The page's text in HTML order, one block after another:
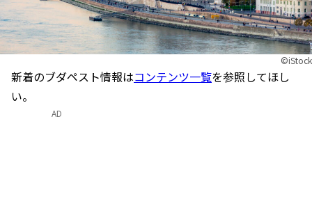
©iStock
新着のブダペスト情報はコンテンツ一覧を参照してほし
い。
AD